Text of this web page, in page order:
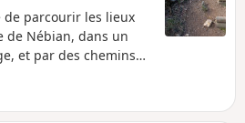
de parcourir les lieux
Nébian, dans un
et par des chemins
des points de